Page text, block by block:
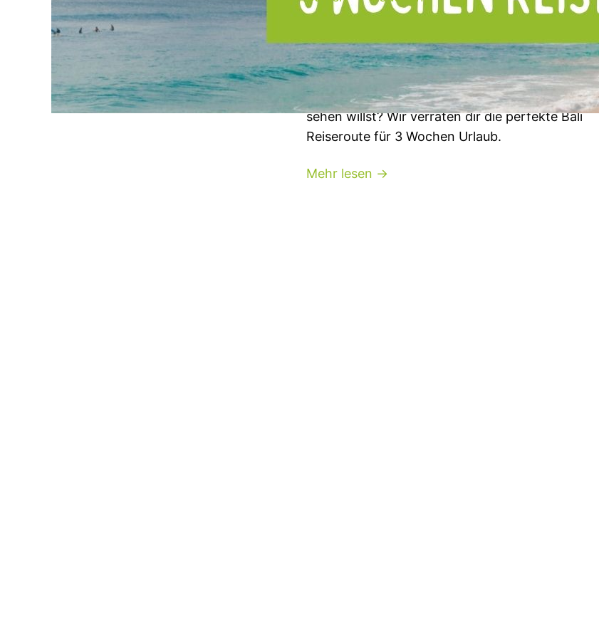
Wochen Urlaub
Du planst einen Urlaub auf Bali, aber kannst dich
nicht entscheiden, welche Orte du unbedingt
sehen willst? Wir verraten dir die perfekte Bali
Reiseroute für 3 Wochen Urlaub.
Mehr lesen →